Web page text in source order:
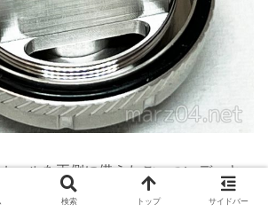
ールを両側に備えたごっついデッキ
検索 トップ サイドバー